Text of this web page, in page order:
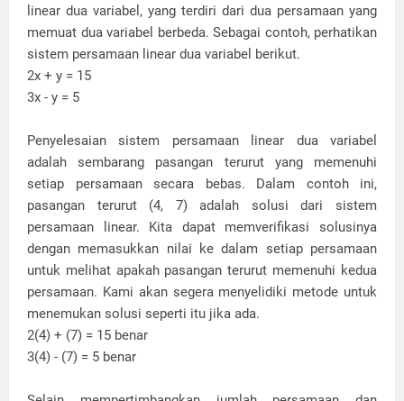
linear dua variabel, yang terdiri dari dua persamaan yang
memuat dua variabel berbeda. Sebagai contoh, perhatikan
sistem persamaan linear dua variabel berikut.
2x + y = 15
3x - y = 5
Penyelesaian sistem persamaan linear dua variabel
adalah sembarang pasangan terurut yang memenuhi
setiap persamaan secara bebas. Dalam contoh ini,
pasangan terurut (4, 7) adalah solusi dari sistem
persamaan linear. Kita dapat memverifikasi solusinya
dengan memasukkan nilai ke dalam setiap persamaan
untuk melihat apakah pasangan terurut memenuhi kedua
persamaan. Kami akan segera menyelidiki metode untuk
menemukan solusi seperti itu jika ada.
2(4) + (7) = 15 benar
3(4) - (7) = 5 benar